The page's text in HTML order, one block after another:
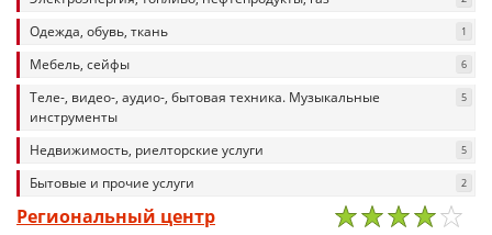
Одежда, обувь, ткань 1
Мебель, сейфы 6
Теле-, видео-, аудио-, бытовая техника. Музыкальные
инструменты
5
Недвижимость, риелторские услуги 5
Бытовые и прочие услуги 2
Региональный центр